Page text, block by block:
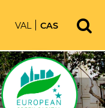
VAL CAS
de